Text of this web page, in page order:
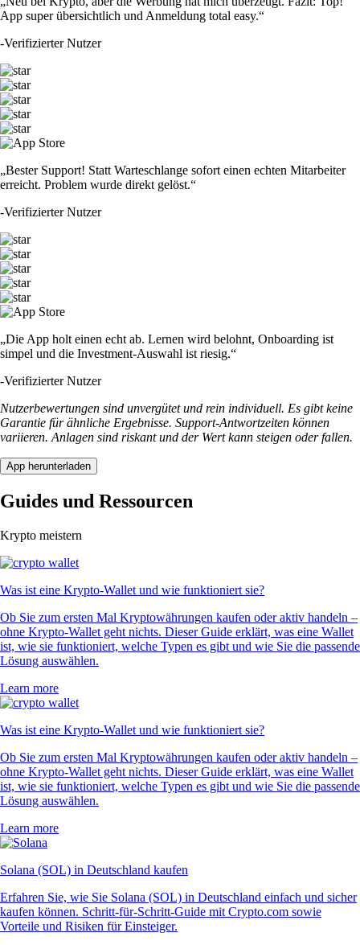
App super übersichtlich und Anmeldung total easy.“
-Verifizierter Nutzer
„Bester Support! Statt Warteschlange sofort einen echten Mitarbeiter
erreicht. Problem wurde direkt gelöst.“
-Verifizierter Nutzer
„Die App holt einen echt ab. Lernen wird belohnt, Onboarding ist
simpel und die Investment-Auswahl ist riesig.“
-Verifizierter Nutzer
Nutzerbewertungen sind unvergütet und rein individuell. Es gibt keine
Garantie für ähnliche Ergebnisse. Support-Antwortzeiten können
variieren. Anlagen sind riskant und der Wert kann steigen oder fallen.
App herunterladen
Guides und Ressourcen
Krypto meistern
Was ist eine Krypto-Wallet und wie funktioniert sie?
Ob Sie zum ersten Mal Kryptowährungen kaufen oder aktiv handeln –
ohne Krypto-Wallet geht nichts. Dieser Guide erklärt, was eine Wallet
ist, wie sie funktioniert, welche Typen es gibt und wie Sie die passende
Lösung auswählen.
Learn more
Was ist eine Krypto-Wallet und wie funktioniert sie?
Ob Sie zum ersten Mal Kryptowährungen kaufen oder aktiv handeln –
ohne Krypto-Wallet geht nichts. Dieser Guide erklärt, was eine Wallet
ist, wie sie funktioniert, welche Typen es gibt und wie Sie die passende
Lösung auswählen.
Learn more
Solana (SOL) in Deutschland kaufen
Erfahren Sie, wie Sie Solana (SOL) in Deutschland einfach und sicher
kaufen können. Schritt-für-Schritt-Guide mit Crypto.com sowie
Vorteile und Risiken für Einsteiger.